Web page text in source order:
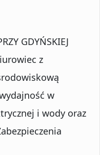
GDYŃSKIEJ
z
w
i wody oraz